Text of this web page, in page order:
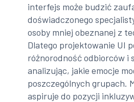
interfejs może budzić
doświadczonego
osoby mniej obeznanej z
Dlatego projektowanie UI
różnorodność odbiorców i
analizując, jakie emocje
poszczególnych grupach.
aspiruje do pozycji